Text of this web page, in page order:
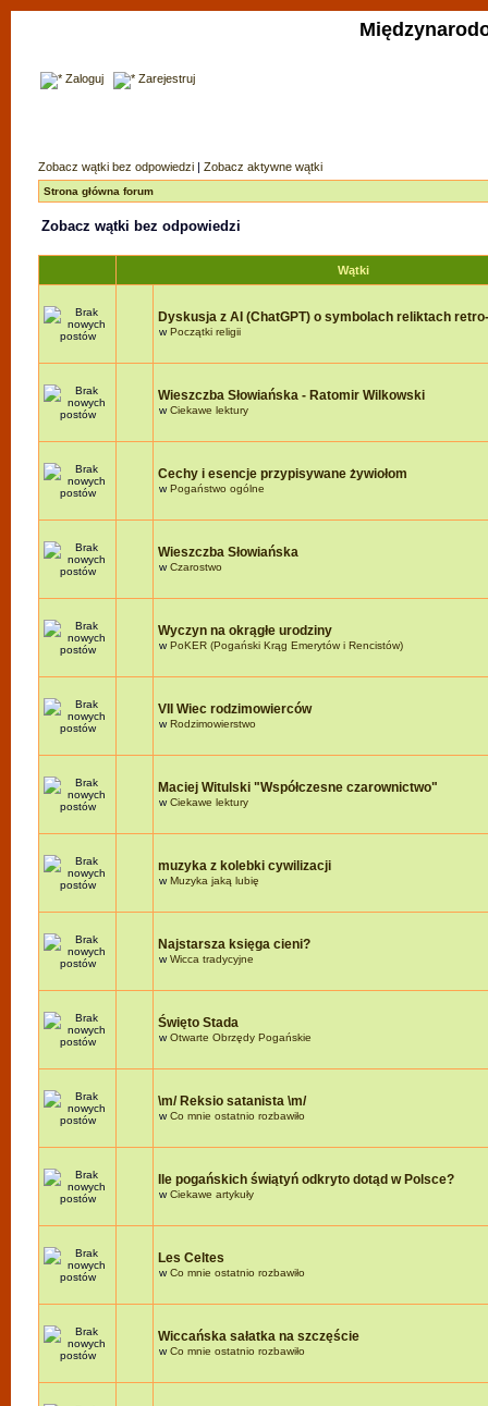
Zaloguj Zarejestruj
Zobacz wątki bez odpowiedzi | Zobacz aktywne wątki
Strona główna forum
Zobacz wątki bez odpowiedzi
Wątki
Dyskusja z AI (ChatGPT) o symbolach reliktach
wPoczątki religii
Wieszczba Słowiańska - Ratomir Wilkowski
wCiekawe lektury
Cechy i esencje przypisywane żywiołom
wPogaństwo ogólne
Wieszczba Słowiańska
wCzarostwo
Wyczyn na okrągłe urodziny
wPoKER (Pogański Krąg Emerytów i Rencistów)
VII Wiec rodzimowierców
wRodzimowierstwo
Maciej Witulski "Współczesne czarownictwo"
wCiekawe lektury
muzyka z kolebki cywilizacji
wMuzyka jaką lubię
Najstarsza księga cieni?
wWicca tradycyjne
Święto Stada
wOtwarte Obrzędy Pogańskie
\m/ Reksio satanista \m/
wCo mnie ostatnio rozbawiło
Ile pogańskich świątyń odkryto dotąd w Polsce?
wCiekawe artykuły
Les Celtes
wCo mnie ostatnio rozbawiło
Wiccańska sałatka na szczęście
wCo mnie ostatnio rozbawiło